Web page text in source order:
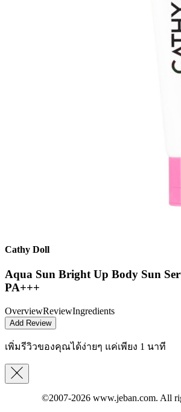
Cathy Doll
Aqua Sun Bright Up Body Sun
PA+++
OverviewReviewIngredients
Add Review
เพิ่มรีวิวของคุณได้ง่ายๆ แค่เพียง 1 นาที
©2007-2026 www.jeban.com. All